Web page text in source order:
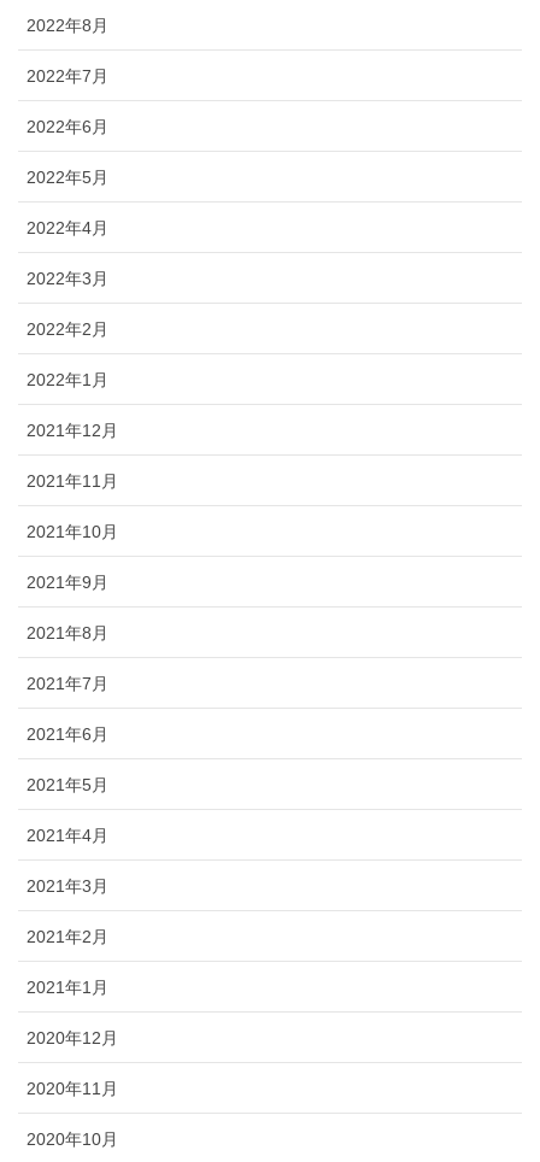
2022年8月
2022年7月
2022年6月
2022年5月
2022年4月
2022年3月
2022年2月
2022年1月
2021年12月
2021年11月
2021年10月
2021年9月
2021年8月
2021年7月
2021年6月
2021年5月
2021年4月
2021年3月
2021年2月
2021年1月
2020年12月
2020年11月
2020年10月